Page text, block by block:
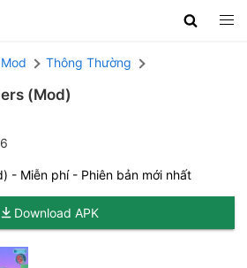
Thông Thường
(Mod)
- Miễn phí - Phiên bản mới nhất
Download APK